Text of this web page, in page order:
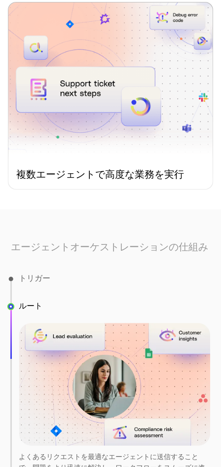
複数エージェントで高度な業務を実行
エージェントオーケストレーションの仕組み
トリガー
スケジュール、ビジネスイベント、または状況に基づいてエ
ージェントをプロアクティブにします。
ルート
よくあるリクエストを最適なエージェントに送信すること